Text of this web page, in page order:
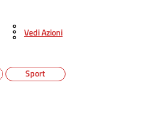
Vedi Azioni
Sport